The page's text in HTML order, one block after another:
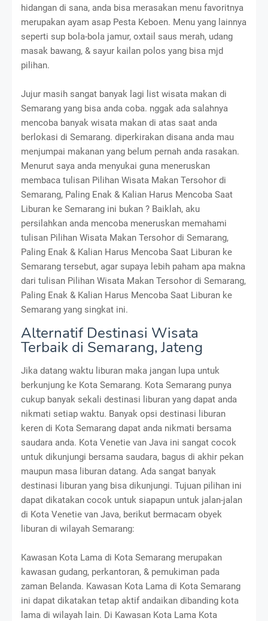
hidangan di sana, anda bisa merasakan menu favoritnya
merupakan ayam asap Pesta Keboen. Menu yang lainnya
seperti sup bola-bola jamur, oxtail saus merah, udang
masak bawang, & sayur kailan polos yang bisa mjd
pilihan.
Jujur masih sangat banyak lagi list wisata makan di
Semarang yang bisa anda coba. nggak ada salahnya
mencoba banyak wisata makan di atas saat anda
berlokasi di Semarang. diperkirakan disana anda mau
menjumpai makanan yang belum pernah anda rasakan.
Menurut saya anda menyukai guna meneruskan
membaca tulisan Pilihan Wisata Makan Tersohor di
Semarang, Paling Enak & Kalian Harus Mencoba Saat
Liburan ke Semarang ini bukan ? Baiklah, aku
persilahkan anda mencoba meneruskan memahami
tulisan Pilihan Wisata Makan Tersohor di Semarang,
Paling Enak & Kalian Harus Mencoba Saat Liburan ke
Semarang tersebut, agar supaya lebih paham apa makna
dari tulisan Pilihan Wisata Makan Tersohor di Semarang,
Paling Enak & Kalian Harus Mencoba Saat Liburan ke
Semarang yang singkat ini.
Alternatif Destinasi Wisata
Terbaik di Semarang, Jateng
Jika datang waktu liburan maka jangan lupa untuk
berkunjung ke Kota Semarang. Kota Semarang punya
cukup banyak sekali destinasi liburan yang dapat anda
nikmati setiap waktu. Banyak opsi destinasi liburan
keren di Kota Semarang dapat anda nikmati bersama
saudara anda. Kota Venetie van Java ini sangat cocok
untuk dikunjungi bersama saudara, bagus di akhir pekan
maupun masa liburan datang. Ada sangat banyak
destinasi liburan yang bisa dikunjungi. Tujuan pilihan ini
dapat dikatakan cocok untuk siapapun untuk jalan-jalan
di Kota Venetie van Java, berikut bermacam obyek
liburan di wilayah Semarang:
Kawasan Kota Lama di Kota Semarang merupakan
kawasan gudang, perkantoran, & pemukiman pada
zaman Belanda. Kawasan Kota Lama di Kota Semarang
ini dapat dikatakan tetap aktif andaikan dibanding kota
lama di wilayah lain. Di Kawasan Kota Lama Kota